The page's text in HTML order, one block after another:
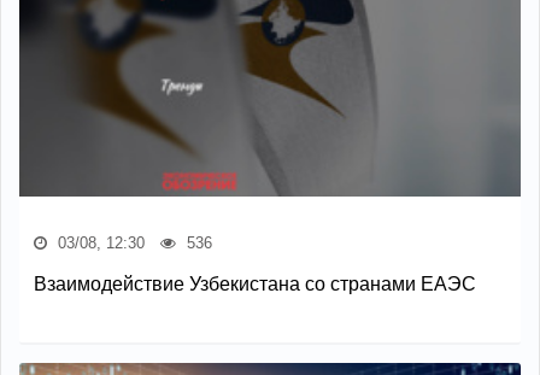
03/08, 12:30 536
Взаимодействие Узбекистана со странами ЕАЭС